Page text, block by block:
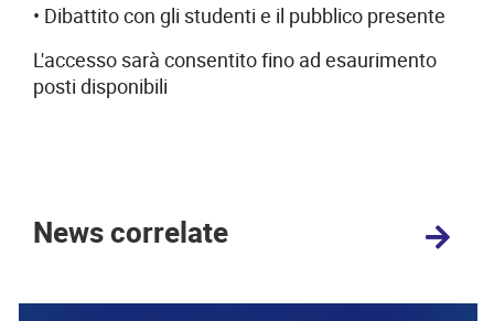
• Dibattito con gli studenti e il pubblico presente
L'accesso sarà consentito fino ad esaurimento
posti disponibili
News correlate